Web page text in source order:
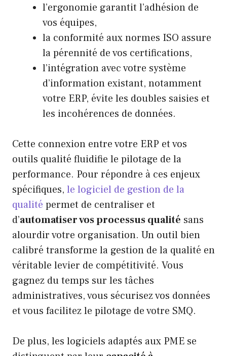
l’ergonomie garantit l’adhésion de
vos équipes,
la conformité aux normes ISO assure
la pérennité de vos certifications,
l’intégration avec votre système
d’information existant, notamment
votre ERP, évite les doubles saisies et
les incohérences de données.
Cette connexion entre votre ERP et vos
outils qualité fluidifie le pilotage de la
performance. Pour répondre à ces enjeux
spécifiques, le logiciel de gestion de la
qualité permet de centraliser et
d’automatiser vos processus qualité sans
alourdir votre organisation. Un outil bien
calibré transforme la gestion de la qualité en
véritable levier de compétitivité. Vous
gagnez du temps sur les tâches
administratives, vous sécurisez vos données
et vous facilitez le pilotage de votre SMQ.
De plus, les logiciels adaptés aux PME se